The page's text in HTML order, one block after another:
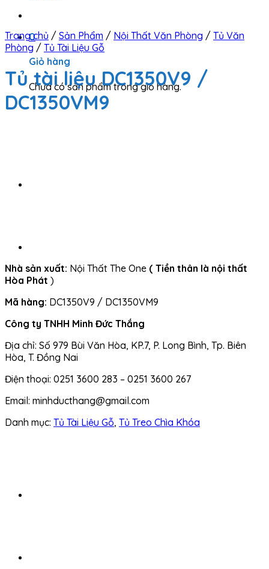
0
Giỏ hàng
Chưa có sản phẩm trong giỏ hàng.
Trang chủ / Sản Phẩm / Nội Thất Văn Phòng / Tủ Văn
Phòng / Tủ Tài Liệu Gỗ
Tủ tài liệu DC1350V9 /
DC1350VM9
Nhà sản xuất: Nội Thất The One ( Tiền thân là nội thất
Hòa Phát )
Mã hàng: DC1350V9 / DC1350VM9
Công ty TNHH Minh Đức Thắng
Địa chỉ: Số 979 Bùi Văn Hòa, KP.7, P. Long Bình, Tp. Biên
Hòa, T. Đồng Nai
Điện thoại: 0251 3600 283 – 0251 3600 267
Email: minhducthang@gmail.com
Danh mục: Tủ Tài Liệu Gỗ, Tủ Treo Chìa Khóa